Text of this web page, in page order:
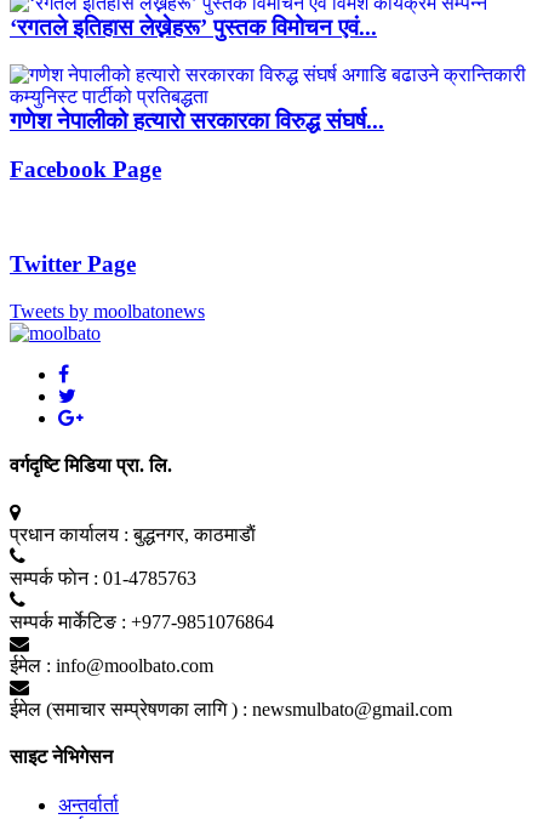
‘रगतले इतिहास लेख्नेहरू’ पुस्तक विमोचन एवं...
गणेश नेपालीको हत्यारो सरकारका विरुद्ध संघर्ष...
Facebook Page
Twitter Page
Tweets by moolbatonews
वर्गदृष्टि मिडिया प्रा. लि.
प्रधान कार्यालय : बुद्धनगर, काठमाडाैं
सम्पर्क फाेन : 01-4785763
सम्पर्क मार्केटिङ : +977-9851076864
ईमेल : info@moolbato.com
ईमेल (समाचार सम्प्रेषणका लागि ) : newsmulbato@gmail.com
साइट नेभिगेसन
अन्तर्वार्ता